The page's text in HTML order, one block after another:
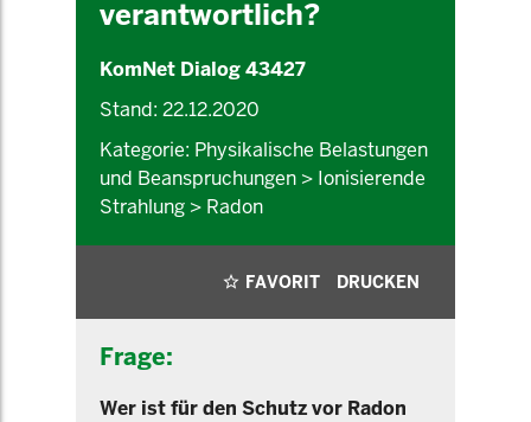
verantwortlich?
KomNet Dialog 43427
Stand: 22.12.2020
Kategorie: Physikalische Belastungen
und Beanspruchungen > Ionisierende
Strahlung > Radon
FAVORIT DRUCKEN
Frage:
Wer ist für den Schutz vor Radon